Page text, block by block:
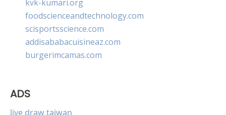
kvk-kumari.org
foodscienceandtechnology.com
scisportsscience.com
addisababacuisineaz.com
burgerimcamas.com
ADS
live draw taiwan